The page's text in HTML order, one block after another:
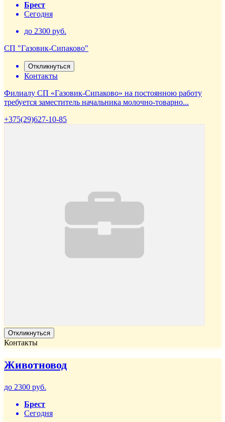
Брест
Сегодня
до 2300 руб.
СП "Газовик-Сипаково"
Откликнуться
Контакты
Филиалу СП «Газовик-Сипаково» на постоянною работу
требуется заместитель начальника молочно-товарно...
+375(29)627-10-85
Откликнуться
Контакты
Животновод
до 2300 руб.
Брест
Сегодня